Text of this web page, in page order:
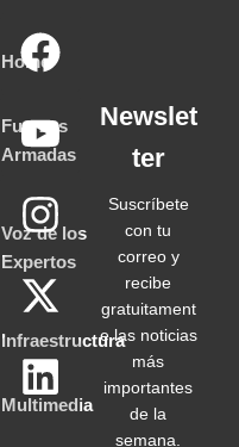
Home
Fuerzas
Armadas
Voz de los
Expertos
Infraestructura
Multimedia
Newslet
ter
Suscríbete
con tu
correo y
recibe
gratuitament
e las noticias
más
importantes
de la
semana.